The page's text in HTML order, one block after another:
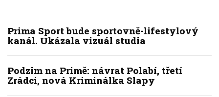
Prima Sport bude sportovně-lifestylový
kanál. Ukázala vizuál studia
Podzim na Primě: návrat Polabí, třetí
Zrádci, nová Kriminálka Slapy